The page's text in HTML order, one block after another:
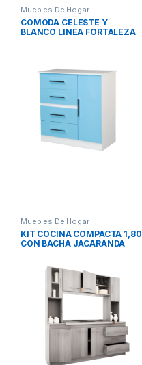
Muebles De Hogar
COMODA CELESTE Y
BLANCO LINEA FORTALEZA
Muebles De Hogar
KIT COCINA COMPACTA 1,80
CON BACHA JACARANDA